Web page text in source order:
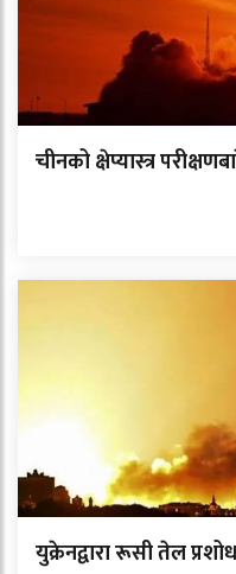
चीनको क्षेप्यास्त्र
युक्रेनद्वारा रूसी तेल